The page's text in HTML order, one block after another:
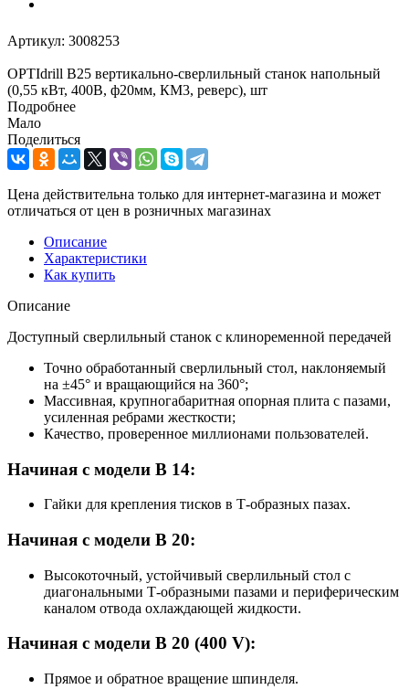
Артикул: 3008253
OPTIdrill B25 вертикально-сверлильный станок напольный
(0,55 кВт, 400В, ф20мм, КМ3, реверс), шт
Подробнее
Мало
Поделиться
Цена действительна только для интернет-магазина и может
отличаться от цен в розничных магазинах
Описание
Характеристики
Как купить
Описание
Доступный сверлильный станок с клиноременной передачей
Точно обработанный сверлильный стол, наклоняемый
на ±45° и вращающийся на 360°;
Массивная, крупногабаритная опорная плита с пазами,
усиленная ребрами жесткости;
Качество, проверенное миллионами пользователей.
Начиная с модели B 14:
Гайки для крепления тисков в Т-образных пазах.
Начиная с модели B 20:
Высокоточный, устойчивый сверлильный стол с
диагональными Т-образными пазами и периферическим
каналом отвода охлаждающей жидкости.
Начиная с модели B 20 (400 V):
Прямое и обратное вращение шпинделя.